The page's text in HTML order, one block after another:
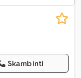
Skambinti